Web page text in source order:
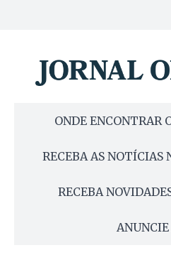
ONDE ENCONTRAR
RECEBA AS NOTÍCIAS
RECEBA